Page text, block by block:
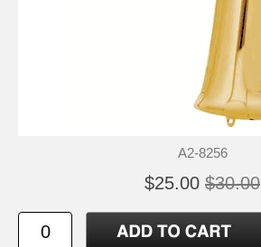
A2-8256
$25.00 $30.00